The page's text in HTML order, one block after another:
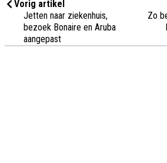
Vorig artikel
Jetten naar ziekenhuis,
bezoek Bonaire en Aruba
aangepast
Zo